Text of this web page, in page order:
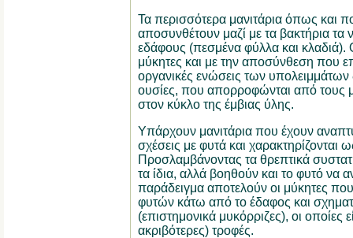
Τα περισσότερα μανιτάρια όπως και
αποσυνθέτουν μαζί με τα βακτήρια τα
εδάφους (πεσμένα φύλλα και κλαδιά).
μύκητες και με την αποσύνθεση που
οργανικές ενώσεις των
ουσίες, που απορροφώνται από τους
στον κύκλο της έμβιας ύλης.
Υπάρχουν μανιτάρια που έχουν
σχέσεις με φυτά και χαρακτηρίζονται
Προσλαμβάνοντας τα θρεπτικά
τα ίδια, αλλά βοηθούν και το φυτό να
παράδειγμα αποτελούν οι μύκητες
φυτών κάτω από το έδαφος και
(επιστημονικά μυκόρριζες), οι οποίες
ακριβότερες) τροφές.